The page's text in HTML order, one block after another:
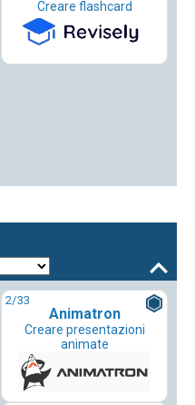
Creare flashcard
2/33
Animatron
Creare presentazioni
animate